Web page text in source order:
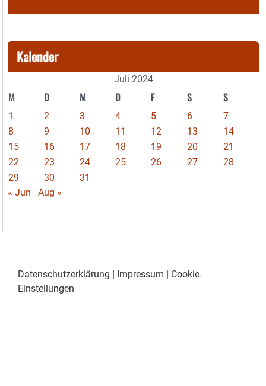
Kalender
Juli 2024
M D M D F S S
1 2 3 4 5 6
7
8
9 10 11 12 13
14
15
16 17 18 19 20
21
22
23 24 25 26 27
28
29
30
31
« Jun
Aug »
Datenschutzerklärung | Impressum | Cookie-
Einstellungen